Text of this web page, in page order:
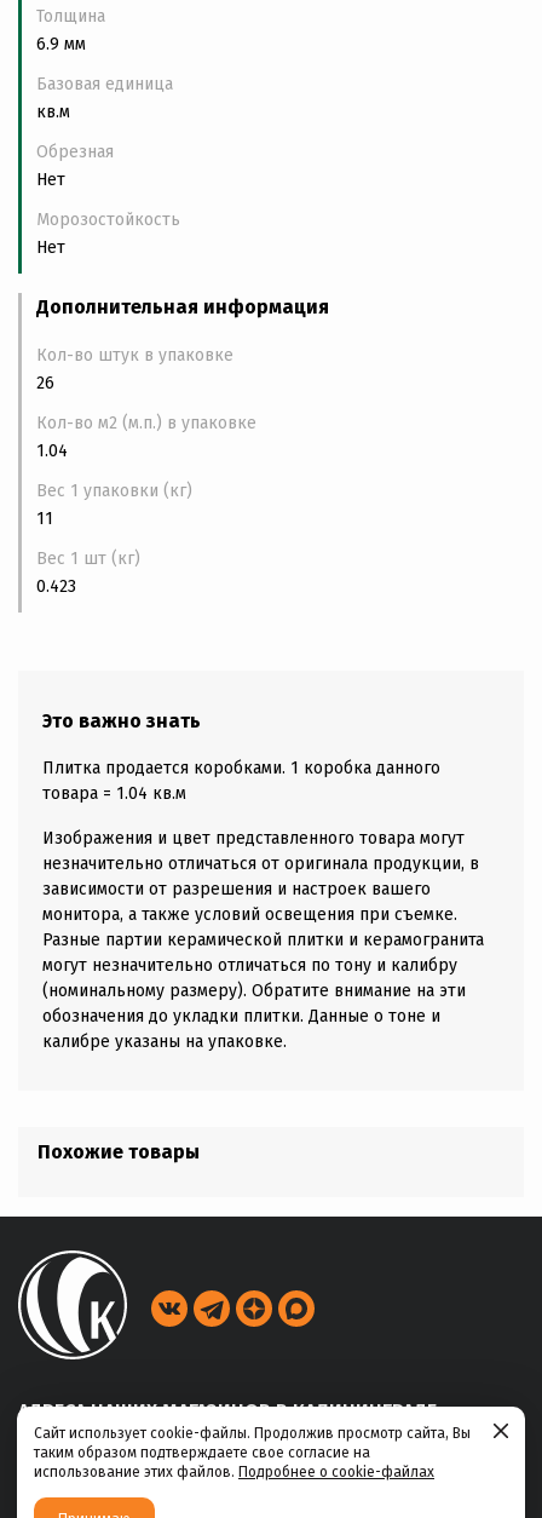
Толщина
6.9 мм
Базовая единица
кв.м
Обрезная
Нет
Морозостойкость
Нет
Дополнительная информация
Кол-во штук в упаковке
26
Кол-во м2 (м.п.) в упаковке
1.04
Вес 1 упаковки (кг)
11
Вес 1 шт (кг)
0.423
Это важно знать
Плитка продается коробками. 1 коробка данного
товара = 1.04 кв.м
Изображения и цвет представленного товара могут
незначительно отличаться от оригинала продукции, в
зависимости от разрешения и настроек вашего
монитора, а также условий освещения при съемке.
Разные партии керамической плитки и керамогранита
могут незначительно отличаться по тону и калибру
(номинальному размеру). Обратите внимание на эти
обозначения до укладки плитки. Данные о тоне и
калибре указаны на упаковке.
Похожие товары
АДРЕСА НАШИХ МАГАЗИНОВ В КАЛИНИНГРАДЕ
ул. Габайдулина, 39
+7 (4012) 311-456
Сайт использует cookie-файлы. Продолжив просмотр сайта, Вы
таким образом подтверждаете свое согласие на
использование этих файлов. Подробнее о cookie-файлах